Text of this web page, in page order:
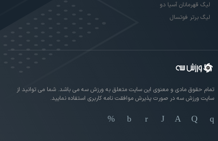
لیگ قهرمانان آسیا دو
لیگ برتر فوتسال
تمام حقوق مادی و معنوی این سایت متعلق به ورزش سه می باشد. شما می توانید از
سایت ورزش سه در صورت پذیرش موافقت نامه کاربری استفاده نمایید.